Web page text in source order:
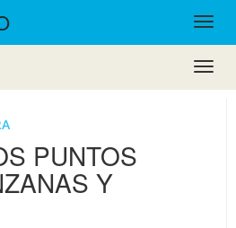
PUNTOS
Y